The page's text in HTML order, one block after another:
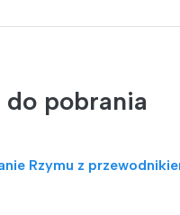
pobrania
Rzymu z